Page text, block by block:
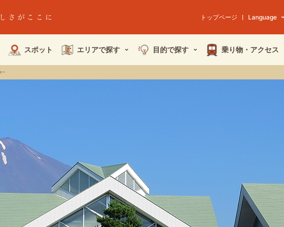
トップページ Language
スポット エリアで探す 目的で探す 乗り物・ アクセス
ー